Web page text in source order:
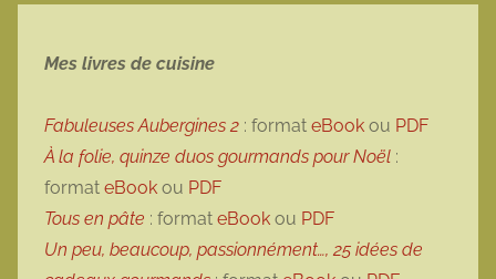
Mes livres de cuisine
Fabuleuses Aubergines 2 : format eBook ou PDF
À la folie, quinze duos gourmands pour Noël :
format eBook ou PDF
Tous en pâte : format eBook ou PDF
Un peu, beaucoup, passionnément…, 25 idées de